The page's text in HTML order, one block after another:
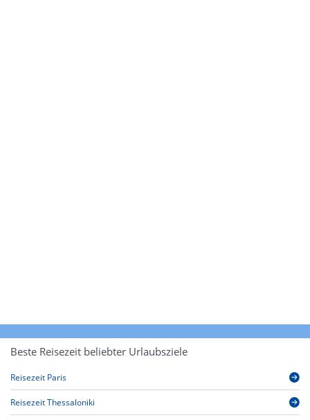
Beste Reisezeit beliebter Urlaubsziele
Reisezeit Paris
Reisezeit Thessaloniki